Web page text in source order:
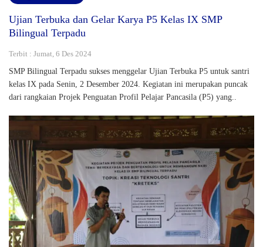
Ujian Terbuka dan Gelar Karya P5 Kelas IX SMP
Bilingual Terpadu
Terbit : Jumat, 6 Des 2024
SMP Bilingual Terpadu sukses menggelar Ujian Terbuka P5 untuk santri
kelas IX pada Senin, 2 Desember 2024. Kegiatan ini merupakan puncak
dari rangkaian Projek Penguatan Profil Pelajar Pancasila (P5) yang..